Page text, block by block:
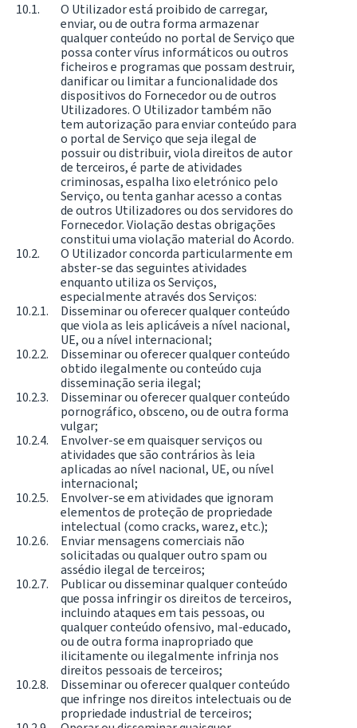
O Utilizador está proibido de carregar,
enviar, ou de outra forma armazenar
qualquer conteúdo no portal de Serviço que
possa conter vírus informáticos ou outros
ficheiros e programas que possam destruir,
danificar ou limitar a funcionalidade dos
dispositivos do Fornecedor ou de outros
Utilizadores. O Utilizador também não
tem autorização para enviar conteúdo para
o portal de Serviço que seja ilegal de
possuir ou distribuir, viola direitos de autor
de terceiros, é parte de atividades
criminosas, espalha lixo eletrónico pelo
Serviço, ou tenta ganhar acesso a contas
de outros Utilizadores ou dos servidores do
Fornecedor. Violação destas obrigações
constitui uma violação material do Acordo.
O Utilizador concorda particularmente em
abster-se das seguintes atividades
enquanto utiliza os Serviços,
especialmente através dos Serviços:
Disseminar ou oferecer qualquer conteúdo
que viola as leis aplicáveis a nível nacional,
UE, ou a nível internacional;
Disseminar ou oferecer qualquer conteúdo
obtido ilegalmente ou conteúdo cuja
disseminação seria ilegal;
Disseminar ou oferecer qualquer conteúdo
pornográfico, obsceno, ou de outra forma
vulgar;
Envolver-se em quaisquer serviços ou
atividades que são contrários às leia
aplicadas ao nível nacional, UE, ou nível
internacional;
Envolver-se em atividades que ignoram
elementos de proteção de propriedade
intelectual (como cracks, warez, etc.);
Enviar mensagens comerciais não
solicitadas ou qualquer outro spam ou
assédio ilegal de terceiros;
Publicar ou disseminar qualquer conteúdo
que possa infringir os direitos de terceiros,
incluindo ataques em tais pessoas, ou
qualquer conteúdo ofensivo, mal-educado,
ou de outra forma inapropriado que
ilicitamente ou ilegalmente infrinja nos
direitos pessoais de terceiros;
Disseminar ou oferecer qualquer conteúdo
que infringe nos direitos intelectuais ou de
propriedade industrial de terceiros;